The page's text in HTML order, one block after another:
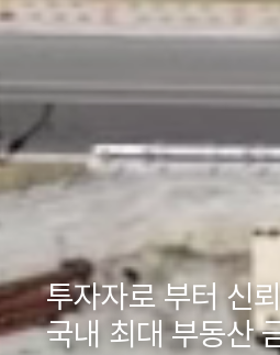
투자자로 부터 신
국내 최대 부동산